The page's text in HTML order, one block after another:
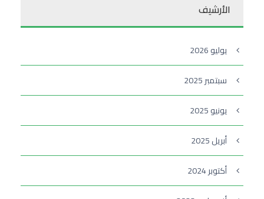
الأرشيف
يوليو 2026
سبتمبر 2025
يونيو 2025
أبريل 2025
أكتوبر 2024